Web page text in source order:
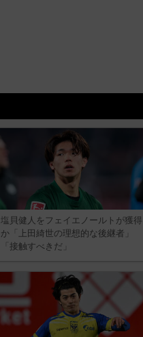
塩貝健人をフェイエノールトが獲得
か「上田綺世の理想的な後継者」
「接触すべきだ」